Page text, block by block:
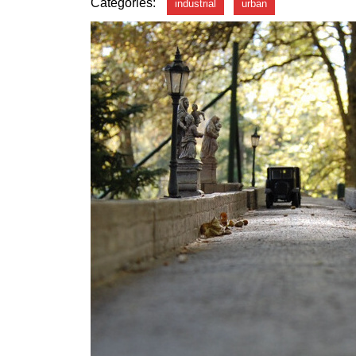
Categories: industrial urban